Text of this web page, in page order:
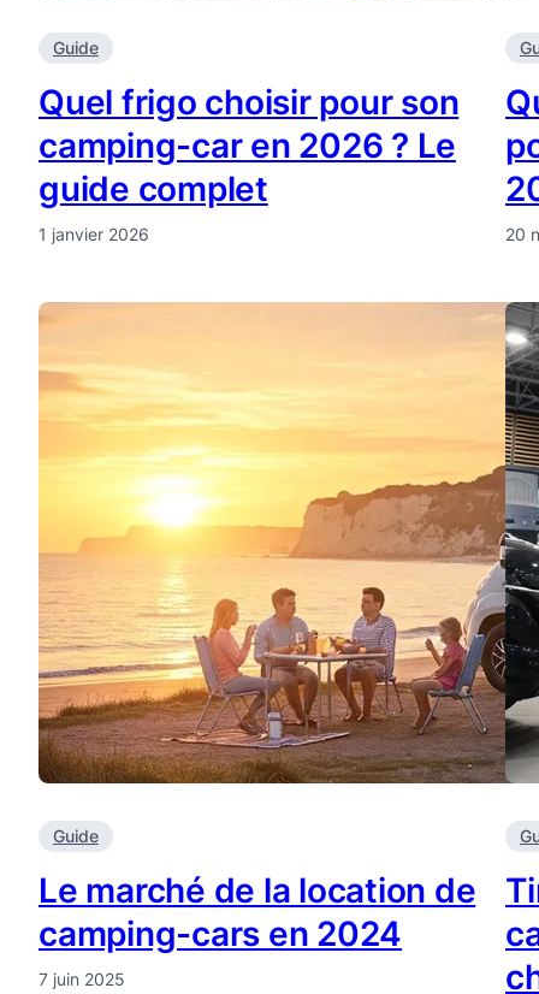
Guide
Quel frigo choisir pour son
camping-car en 2026 ? Le
guide complet
1 janvier 2026 20
Guide
Le marché de la location de
camping-cars en 2024
7 juin 2025